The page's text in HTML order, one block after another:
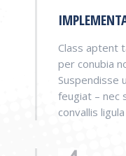
Class aptent
per conubia
Suspendisse
feugiat – nec
convallis